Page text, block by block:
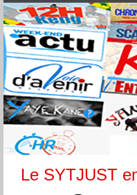
Le SYTJUST